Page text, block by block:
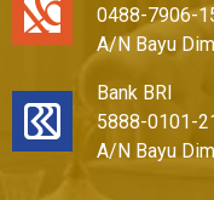
0488-7906-
A/N Bayu
Bank BRI
5888-0101-
A/N Bayu